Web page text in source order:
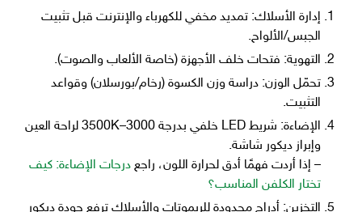
إدارة الأسلاك: تمديد مخفي للكهرباء والإنترنت قبل تثبيت
الجبس/الألواح.
التهوية: فتحات خلف الأجهزة (خاصة الألعاب والصوت).
تحمّل الوزن: دراسة وزن الكسوة (رخام/بورسلان) وقواعد
التثبيت.
الإضاءة: شريط LED خلفي بدرجة 3000–3500K لراحة العين
وإبراز ديكور شاشة.
– إذا أردت فهمًا أدق لحرارة اللون، راجع درجات الإضاءة: كيف
تختار الكلفن المناسب؟
التخزين: أدراج محدودة للريموتات والأسلاك ترفع جودة ديكور